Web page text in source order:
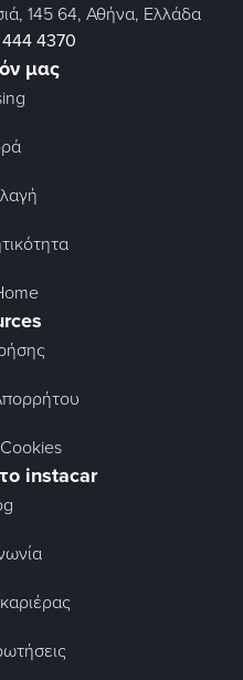
145 64, Αθήνα, Ελλάδα
4370
μας
instacar